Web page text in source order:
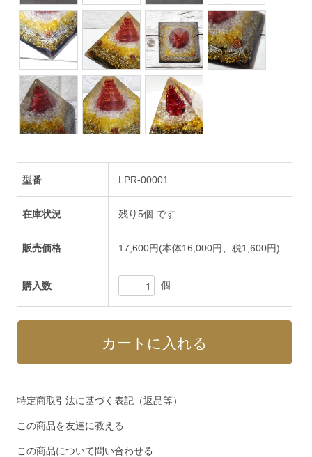
型番 LPR-00001
在庫状況 残り5個 です
販売価格 17,600円(本体16,000円、税1,600円)
購入数 個
特定商取引法に基づく表記（返品等）
この商品を友達に教える
この商品について問い合わせる